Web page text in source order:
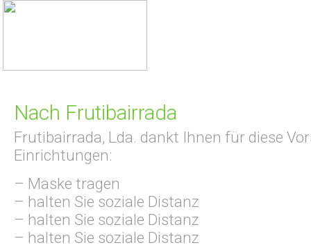
Nach Frutibairrada
Frutibairrada, Lda. dankt Ihnen für diese
Einrichtungen:
– Maske tragen
– halten Sie soziale Distanz
– halten Sie soziale Distanz
– halten Sie soziale Distanz